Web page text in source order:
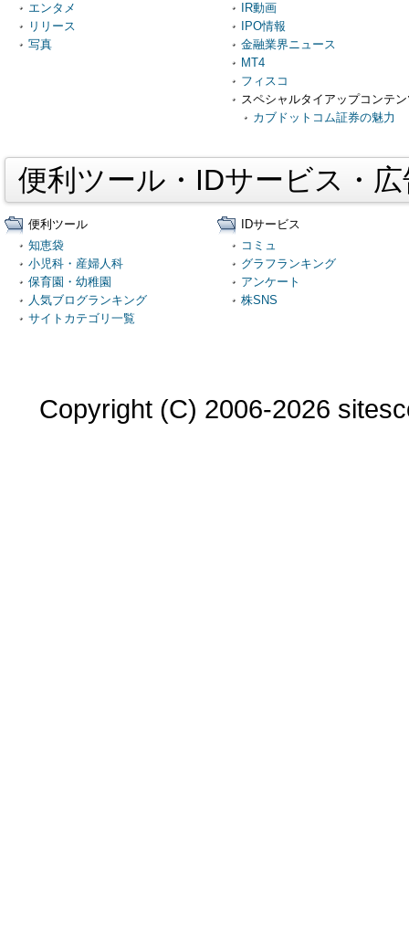
エンタメ
リリース
写真
IR動画
IPO情報
金融業界ニュース
MT4
フィスコ
スペシャルタイアップコンテ
カブドットコム証券の魅力
便利ツール・IDサービス・
便利ツール
知恵袋
小児科・産婦人科
保育園・幼稚園
人気ブログランキング
サイトカテゴリ一覧
IDサービス
コミュ
グラフランキング
アンケート
株SNS
Copyright (C) 2006-2026